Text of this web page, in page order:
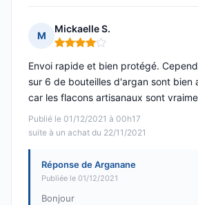
M
Mickaelle S.
Note : 4 sur 5
Publié le 01/12/2021 à 00h17
suite à un achat du 22/11/2021
Envoi rapide et bien protégé.
sur 6 de bouteilles d'argan sont bien
car les flacons artisanaux sont
Réponse de Arganane
Publiée le 01/12/2021
Bonjour